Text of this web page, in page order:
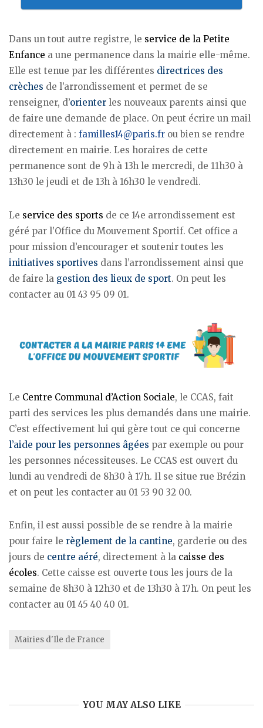
Dans un tout autre registre, le service de la Petite
Enfance a une permanence dans la mairie elle-même.
Elle est tenue par les différentes directrices des
crèches de l’arrondissement et permet de se
renseigner, d’orienter les nouveaux parents ainsi que
de faire une demande de place. On peut écrire un mail
directement à : familles14@paris.fr ou bien se rendre
directement en mairie. Les horaires de cette
permanence sont de 9h à 13h le mercredi, de 11h30 à
13h30 le jeudi et de 13h à 16h30 le vendredi.
Le service des sports de ce 14e arrondissement est
géré par l’Office du Mouvement Sportif. Cet office a
pour mission d’encourager et soutenir toutes les
initiatives sportives dans l’arrondissement ainsi que
de faire la gestion des lieux de sport. On peut les
contacter au 01 43 95 09 01.
Le Centre Communal d’Action Sociale, le CCAS, fait
parti des services les plus demandés dans une mairie.
C’est effectivement lui qui gère tout ce qui concerne
l’aide pour les personnes âgées par exemple ou pour
les personnes nécessiteuses. Le CCAS est ouvert du
lundi au vendredi de 8h30 à 17h. Il se situe rue Brézin
et on peut les contacter au 01 53 90 32 00.
Enfin, il est aussi possible de se rendre à la mairie
pour faire le règlement de la cantine, garderie ou des
jours de centre aéré, directement à la caisse des
écoles. Cette caisse est ouverte tous les jours de la
semaine de 8h30 à 12h30 et de 13h30 à 17h. On peut les
contacter au 01 45 40 40 01.
Mairies d'Ile de France
YOU MAY ALSO LIKE